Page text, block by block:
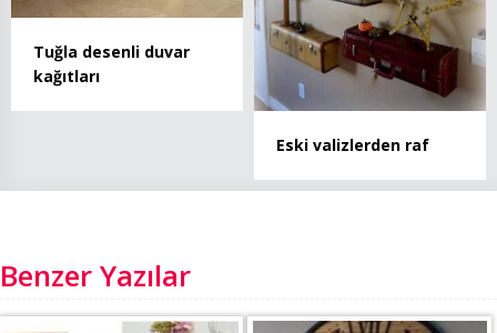
Tuğla desenli duvar
kağıtları
Eski valizlerden raf
Benzer Yazılar